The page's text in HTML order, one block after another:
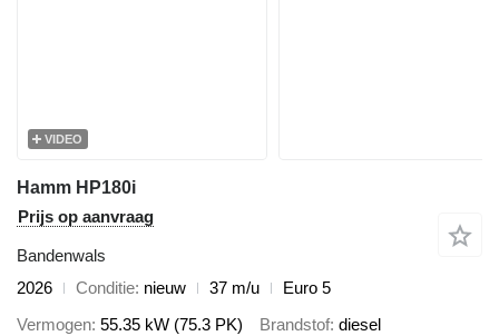
VIDEO
Hamm HP180i
Prijs op aanvraag
Bandenwals
2026
Conditie nieuw 37 m/u
Euro 5
Vermogen 55.35 kW (75.3 PK) Brandstof diesel